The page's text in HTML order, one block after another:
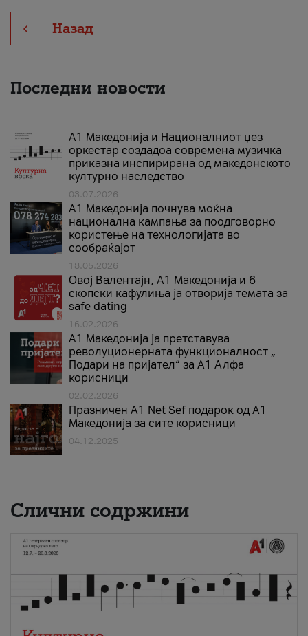
Назад
Последни новости
А1 Македонија и Националниот џез
оркестар создадоа современа музичка
приказна инспирирана од македонското
културно наследство
03.07.2026
A1 Македонија почнува моќна
национална кампања за поодговорно
користење на технологијата во
сообраќајот
18.05.2026
Овој Валентајн, A1 Македонија и 6
скопски кафулиња ја отворија темата за
safe dating
16.02.2026
А1 Македонија ја претставува
револуционерната функционалност „
Подари на пријател“ за А1 Алфа
корисници
02.02.2026
Празничен A1 Net Sеf подарок од А1
Македонија за сите корисници
04.12.2025
Слични содржини